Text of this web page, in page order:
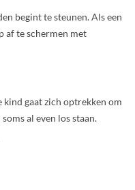
begint te steunen. Als een
af te schermen met
kind gaat zich optrekken om
al even los staan.